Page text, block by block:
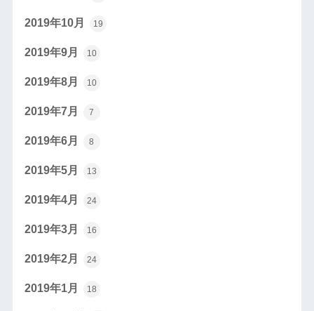
2019年10月 19
2019年9月 10
2019年8月 10
2019年7月 7
2019年6月 8
2019年5月 13
2019年4月 24
2019年3月 16
2019年2月 24
2019年1月 18